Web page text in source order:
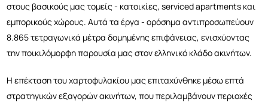
στους βασικούς μας τομείς - κατοικίες, serviced apartments και
εμπορικούς χώρους. Αυτά τα έργα - ορόσημα αντιπροσωπεύουν
8.865 τετραγωνικά μέτρα δομημένης επιφάνειας, ενισχύοντας
την ποικιλόμορφη παρουσία μας στον ελληνικό κλάδο ακινήτων.
Η επέκταση του χαρτοφυλακίου μας επιταχύνθηκε μέσω επτά
στρατηγικών εξαγορών ακινήτων, που περιλαμβάνουν περιοχές